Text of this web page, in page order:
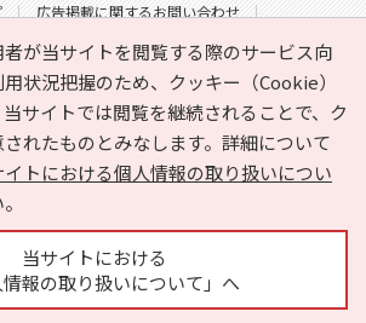
が当サイトを閲覧する際のサービス向
状況把握のため、クッキー（Cookie）
サイトでは閲覧を継続されることで、ク
れたものとみなします。詳細について
イトにおける個人情報の取り扱いについ
当サイトにおける
情報の取り扱いについて」へ
広告掲載に関するお問い合わせ
トの内容に関するお問い合わせ
© HYOJITO.Co.,Ltd. All Rights Reserved.